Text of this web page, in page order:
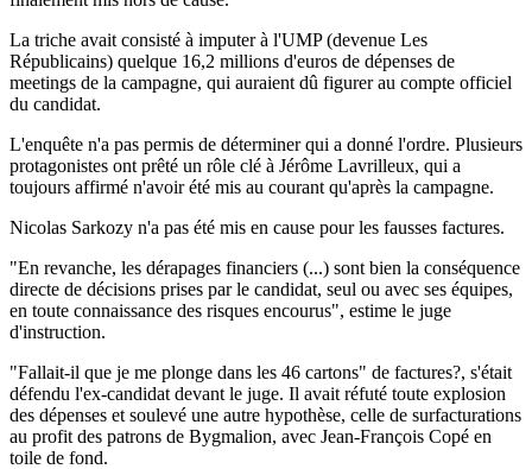
La triche avait consisté à imputer à l'UMP (devenue Les
Républicains) quelque 16,2 millions d'euros de dépenses de
meetings de la campagne, qui auraient dû figurer au compte officiel
du candidat.
L'enquête n'a pas permis de déterminer qui a donné l'ordre. Plusieurs
protagonistes ont prêté un rôle clé à Jérôme Lavrilleux, qui a
toujours affirmé n'avoir été mis au courant qu'après la campagne.
Nicolas Sarkozy n'a pas été mis en cause pour les fausses factures.
"En revanche, les dérapages financiers (...) sont bien la conséquence
directe de décisions prises par le candidat, seul ou avec ses équipes,
en toute connaissance des risques encourus", estime le juge
d'instruction.
"Fallait-il que je me plonge dans les 46 cartons" de factures?, s'était
défendu l'ex-candidat devant le juge. Il avait réfuté toute explosion
des dépenses et soulevé une autre hypothèse, celle de surfacturations
au profit des patrons de Bygmalion, avec Jean-François Copé en
toile de fond.